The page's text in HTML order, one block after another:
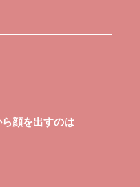
顔を出すのは